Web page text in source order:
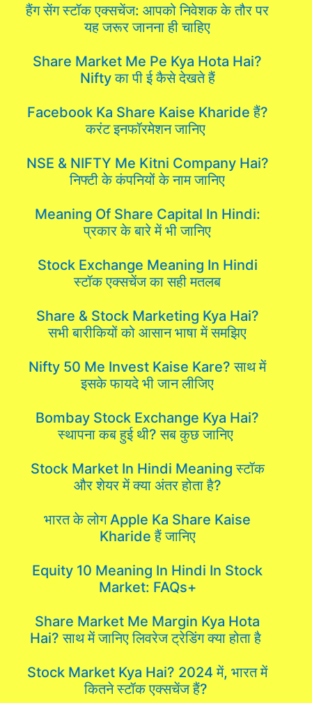
हैंग सेंग स्टॉक एक्सचेंज: आपको निवेशक के तौर पर
यह जरूर जानना ही चाहिए
Share Market Me Pe Kya Hota Hai?
Nifty का पी ई कैसे देखते हैं
Facebook Ka Share Kaise Kharide हैं?
करंट इनफॉरमेशन जानिए
NSE & NIFTY Me Kitni Company Hai?
निफ्टी के कंपनियों के नाम जानिए
Meaning Of Share Capital In Hindi:
प्रकार के बारे में भी जानिए
Stock Exchange Meaning In Hindi
स्टॉक एक्सचेंज का सही मतलब
Share & Stock Marketing Kya Hai?
सभी बारीकियों को आसान भाषा में समझिए
Nifty 50 Me Invest Kaise Kare? साथ में
इसके फायदे भी जान लीजिए
Bombay Stock Exchange Kya Hai?
स्थापना कब हुई थी? सब कुछ जानिए
Stock Market In Hindi Meaning स्टॉक
और शेयर में क्या अंतर होता है?
भारत के लोग Apple Ka Share Kaise
Kharide हैं जानिए
Equity 10 Meaning In Hindi In Stock
Market: FAQs+
Share Market Me Margin Kya Hota
Hai? साथ में जानिए लिवरेज ट्रेडिंग क्या होता है
Stock Market Kya Hai? 2024 में, भारत में
कितने स्टॉक एक्सचेंज हैं?